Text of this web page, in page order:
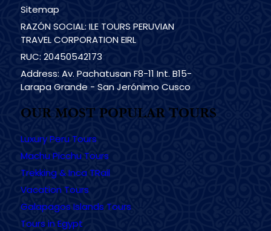
Sitemap
RAZÓN SOCIAL: ILE TOURS PERUVIAN
TRAVEL CORPORATION EIRL
RUC: 20450542173
Address: Av. Pachatusan F8-11 Int. B15-
Larapa Grande - San Jerónimo Cusco
OUR MOST POPULAR TOURS
Luxury Peru Tours
Machu Picchu Tours
Trekking & Inca TRail
Vacation Tours
Galapagos Islands Tours
Tours in Egypt